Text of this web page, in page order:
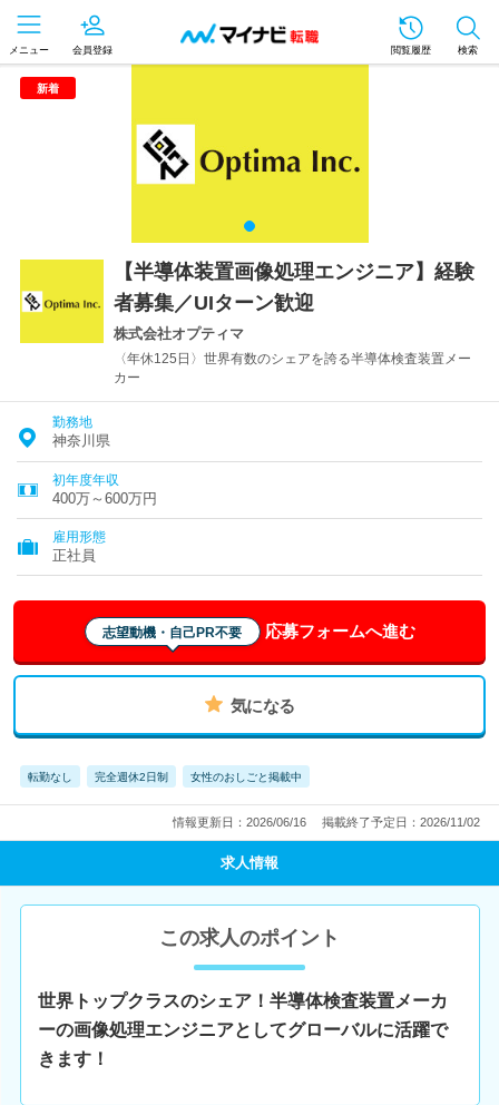
メニュー 会員登録 閲覧履歴 検索
新着
【半導体装置画像処理エンジニア】経験
者募集／UIターン歓迎
株式会社オプティマ
〈年休125日〉世界有数のシェアを誇る半導体検査装置メー
カー
勤務地
神奈川県
初年度年収
400万～600万円
雇用形態
正社員
志望動機・自己PR不要 応募フォームへ進む
気になる
転勤なし 完全週休2日制 女性のおしごと掲載中
情報更新日：2026/06/16 掲載終了予定日：2026/11/02
求人情報
この求人のポイント
世界トップクラスのシェア！半導体検査装置メーカ
ーの画像処理エンジニアとしてグローバルに活躍で
きます！